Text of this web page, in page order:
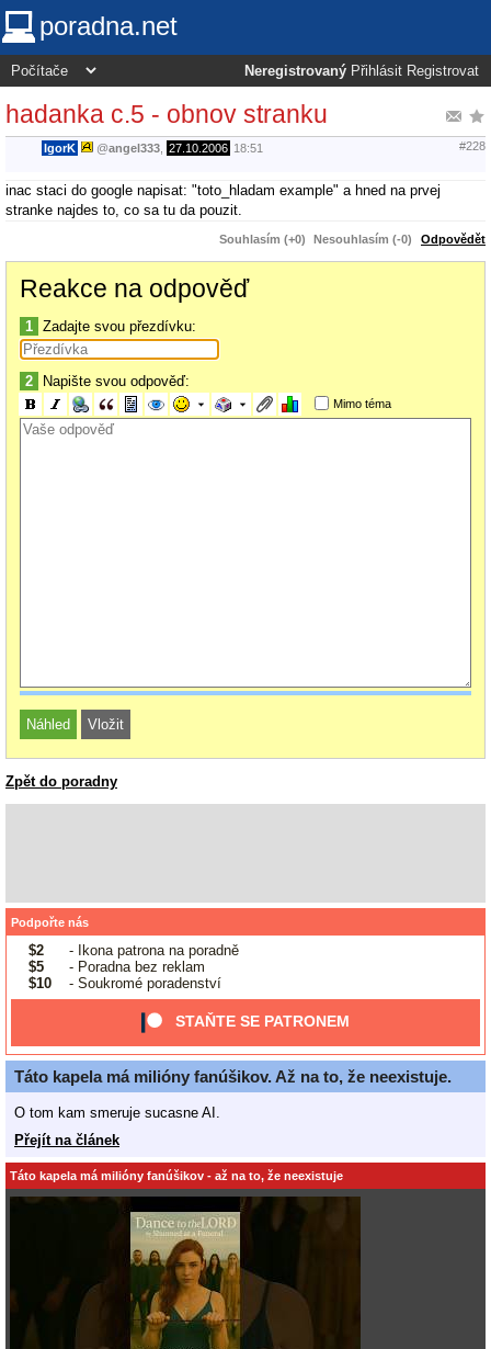
poradna.net
Neregistrovaný Přihlásit Registrovat
hadanka c.5 - obnov stranku
IgorK @angel333 27.10.2006 18:51 #228
inac staci do google napisat: "toto_hladam example" a hned na prvej
stranke najdes to, co sa tu da pouzit.
Souhlasím (+0) Nesouhlasím (-0) Odpovědět
Reakce na odpověď
1 Zadajte svou přezdívku:
2 Napište svou odpověď:
Mimo téma
Zpět do poradny
Podpořte nás
$2
- Ikona patrona na poradně
$5
- Poradna bez reklam
$10
- Soukromé poradenství
STAŇTE SE PATRONEM
Táto kapela má milióny fanúšikov. Až na to, že neexistuje.
O tom kam smeruje sucasne AI.
Přejít na článek
Táto kapela má milióny fanúšikov - až na to, že neexistuje